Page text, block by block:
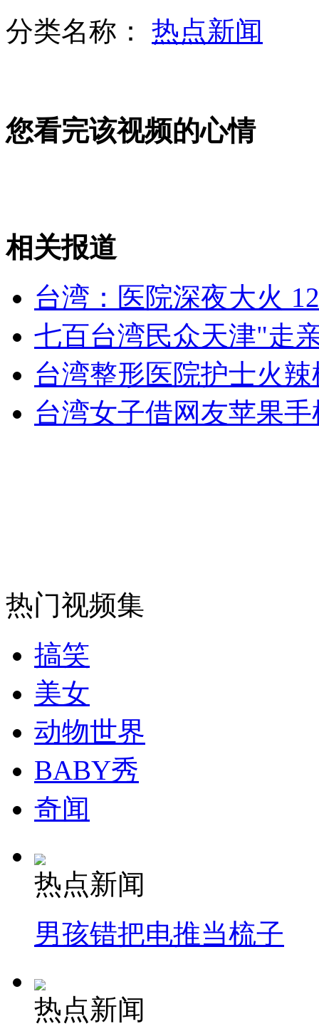
女孩北京地铁殴打老人 痛下狠手拳打脚踢
无痛分娩是否安全 医生回应
走！跟着总书记去植树
消防员救轻生者
纽约上演“枕头大战”
分类名称： 热点新闻
您看完该视频的心情
相关报道
台湾：医院深夜大火
七百台湾民众天津"走
台湾整形医院护士火
台湾女子借网友苹果
热门视频集
搞笑
美女
动物世界
BABY秀
奇闻
热点新闻
男孩错把电推当梳子
热点新闻